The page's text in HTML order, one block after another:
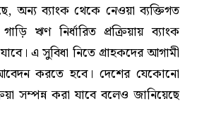
অন্য ব্যাংক থেকে নেওয়া ব্যক্তিগত
ঋণ নির্ধারিত প্রক্রিয়ায় ব্যাংক
এ সুবিধা নিতে গ্রাহকদের আগামী
করতে হবে। দেশের যেকোনো
সম্পন্ন করা যাবে বলেও জানিয়েছে